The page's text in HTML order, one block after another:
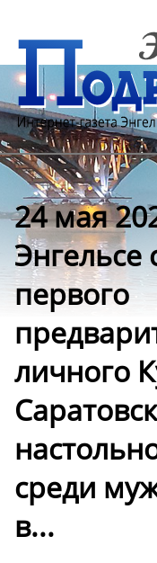
24 мая
Энгельсе
первого
личного
среди
в...